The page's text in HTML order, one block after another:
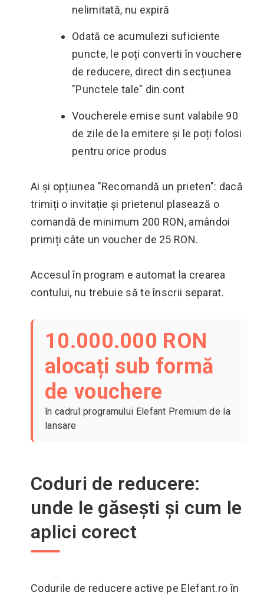
nelimitată, nu expiră
Odată ce acumulezi suficiente
puncte, le poți converti în vouchere
de reducere, direct din secțiunea
"Punctele tale" din cont
Voucherele emise sunt valabile 90
de zile de la emitere și le poți folosi
pentru orice produs
Ai și opțiunea "Recomandă un prieten": dacă
trimiți o invitație și prietenul plasează o
comandă de minimum 200 RON, amândoi
primiți câte un voucher de 25 RON.
Accesul în program e automat la crearea
contului, nu trebuie să te înscrii separat.
10.000.000 RON
alocați sub formă
de vouchere
în cadrul programului Elefant Premium de la
lansare
Coduri de reducere:
unde le găsești și cum le
aplici corect
Codurile de reducere active pe Elefant.ro în